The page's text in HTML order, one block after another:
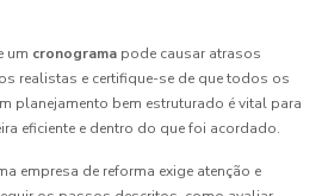
um cronograma pode causar atrasos
realistas e certifique-se de que todos os
planejamento bem estruturado é vital para
eficiente e dentro do que foi acordado.
empresa de reforma exige atenção e